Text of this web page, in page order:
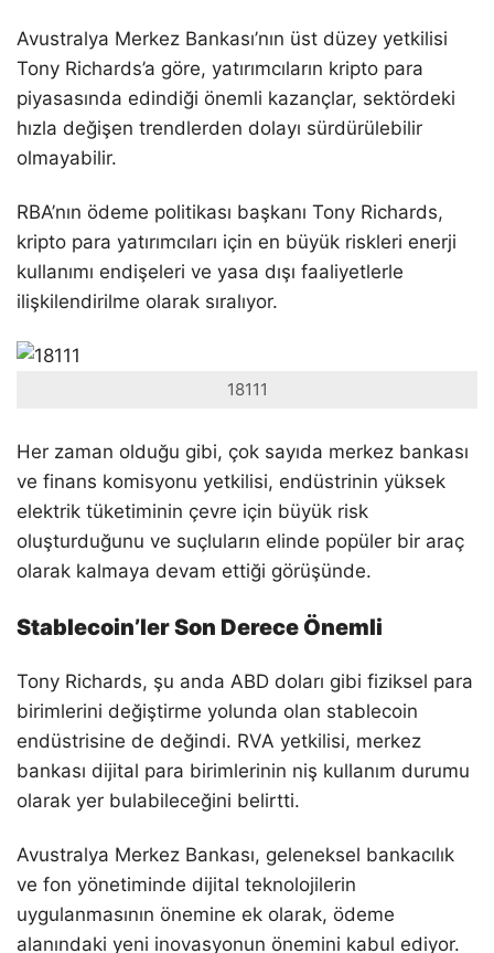
Avustralya Merkez Bankası’nın üst düzey yetkilisi
Tony Richards’a göre, yatırımcıların kripto para
piyasasında edindiği önemli kazançlar, sektördeki
hızla değişen trendlerden dolayı sürdürülebilir
olmayabilir.
RBA’nın ödeme politikası başkanı Tony Richards,
kripto para yatırımcıları için en büyük riskleri enerji
kullanımı endişeleri ve yasa dışı faaliyetlerle
ilişkilendirilme olarak sıralıyor.
18111
Her zaman olduğu gibi, çok sayıda merkez bankası
ve finans komisyonu yetkilisi, endüstrinin yüksek
elektrik tüketiminin çevre için büyük risk
oluşturduğunu ve suçluların elinde popüler bir araç
olarak kalmaya devam ettiği görüşünde.
Stablecoin’ler Son Derece Önemli
Tony Richards, şu anda ABD doları gibi fiziksel para
birimlerini değiştirme yolunda olan stablecoin
endüstrisine de değindi. RVA yetkilisi, merkez
bankası dijital para birimlerinin niş kullanım durumu
olarak yer bulabileceğini belirtti.
Avustralya Merkez Bankası, geleneksel bankacılık
ve fon yönetiminde dijital teknolojilerin
uygulanmasının önemine ek olarak, ödeme
alanındaki yeni inovasyonun önemini kabul ediyor.